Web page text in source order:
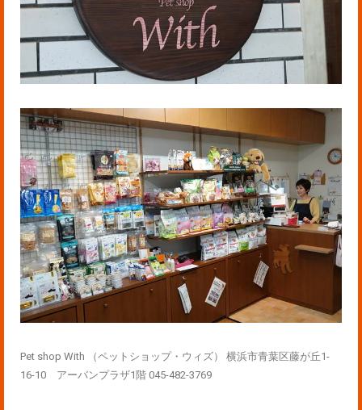
Pet shop With （ペットショップ・ウィズ） 横浜市青葉区藤が丘1-
16-10 アーバンプラザ1階 045-482-3769